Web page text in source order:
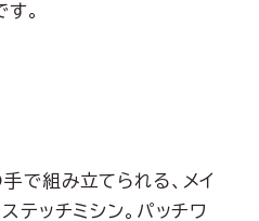
。
で組み立てられる、メイ
テッチミシン。パッチワ